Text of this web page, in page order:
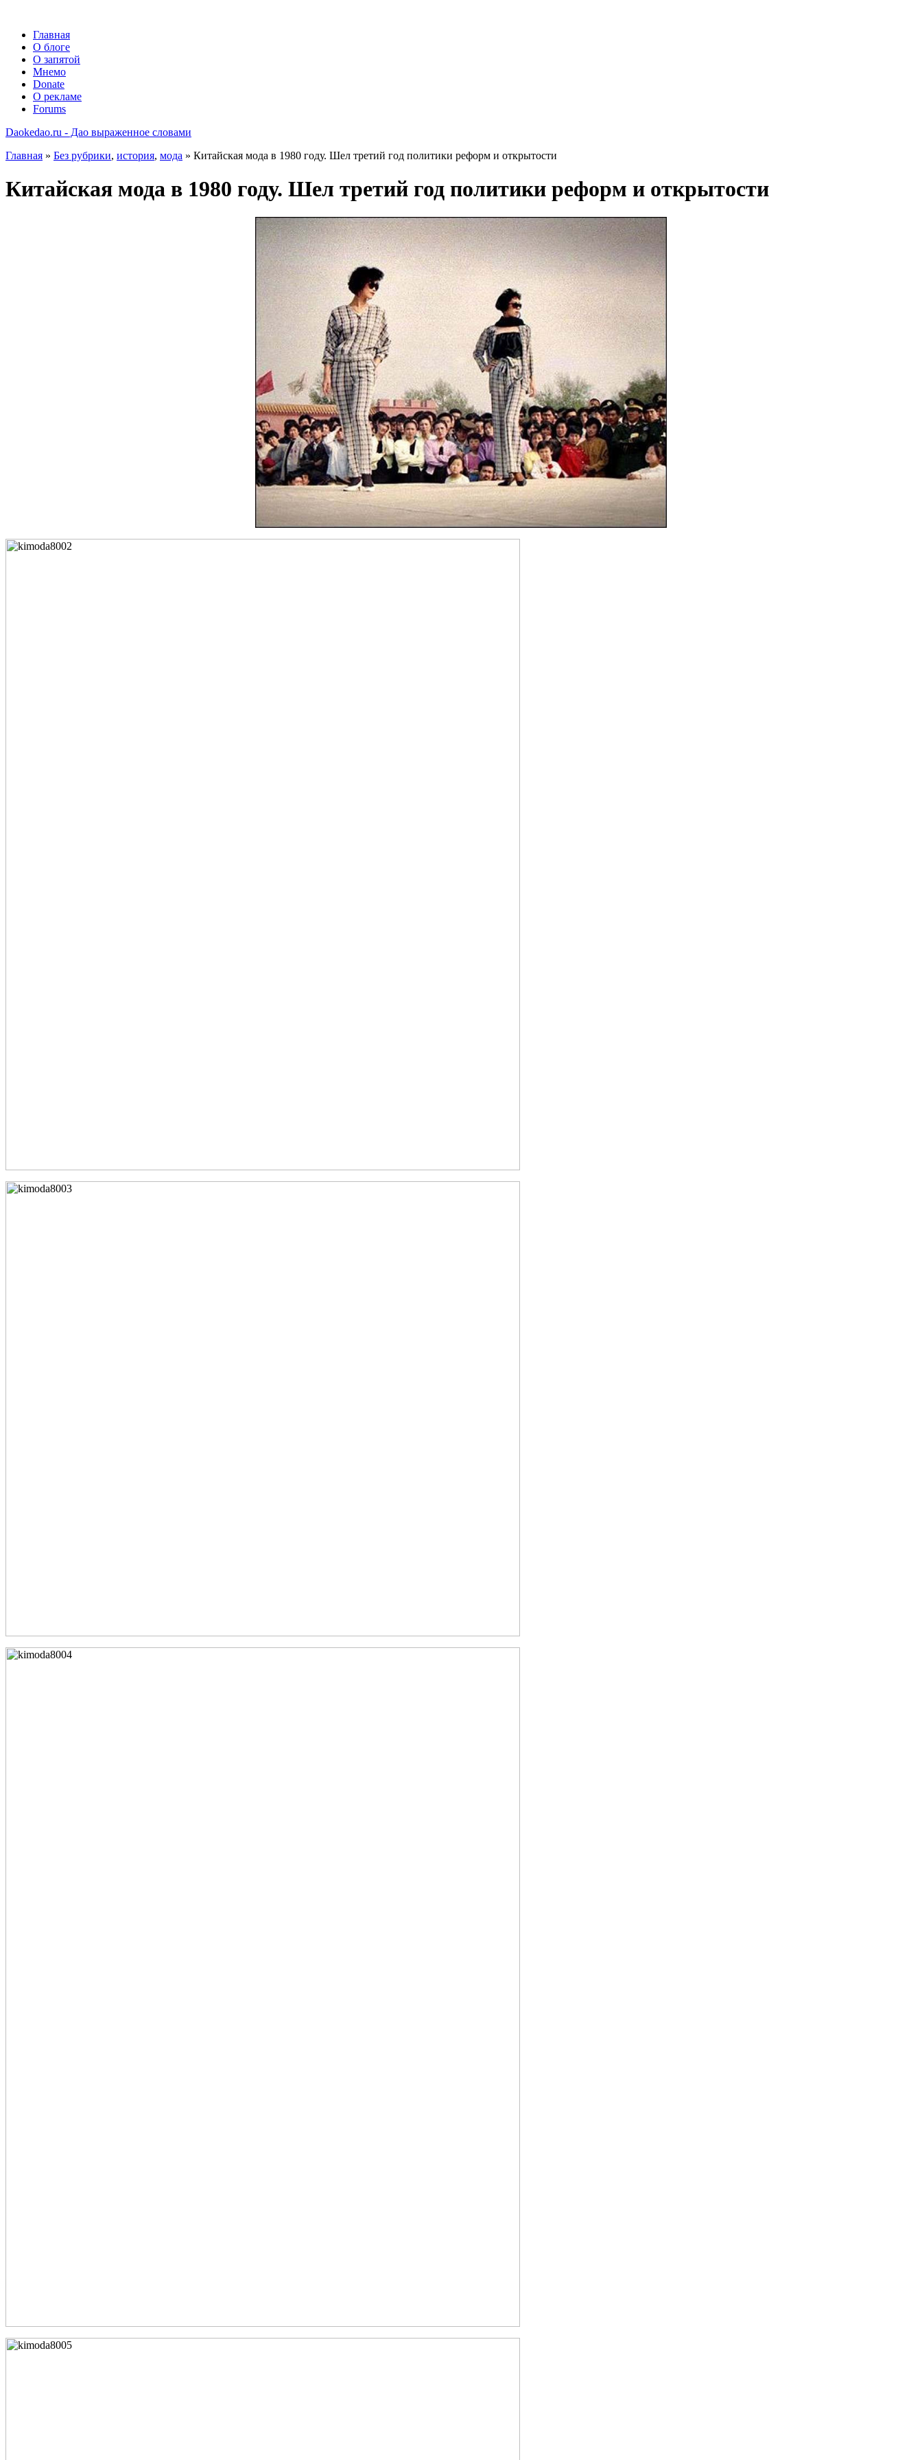
Главная
О блоге
О запятой
Мнемо
Donate
О рекламе
Forums
Daokedao.ru - Дао выраженное словами
Главная » Без рубрики, история, мода » Китайская мода в 1980 году. Шел третий год политики реформ и открытости
Китайская мода в 1980 году. Шел третий год политики реформ и открытости